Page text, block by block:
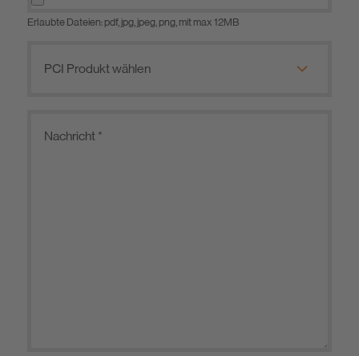
Erlaubte Dateien: pdf, jpg, jpeg, png, mit max 12MB